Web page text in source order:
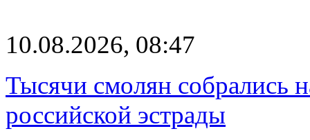
10.08.2026, 08:47
Тысячи смолян собрались
российской эстрады